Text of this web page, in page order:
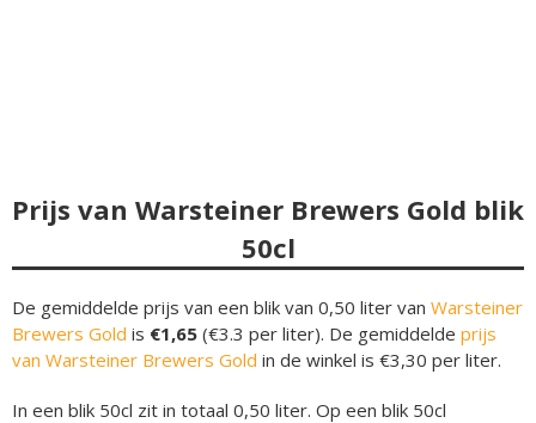
Prijs van Warsteiner Brewers Gold blik
50cl
De gemiddelde prijs van een blik van 0,50 liter van Warsteiner
Brewers Gold is €1,65 (€3.3 per liter). De gemiddelde prijs
van Warsteiner Brewers Gold in de winkel is €3,30 per liter.
In een blik 50cl zit in totaal 0,50 liter. Op een blik 50cl